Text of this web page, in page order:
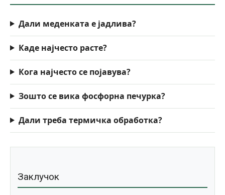
Дали меденката е јадлива?
Каде најчесто расте?
Кога најчесто се појавува?
Зошто се вика фосфорна печурка?
Дали треба термичка обработка?
Заклучок